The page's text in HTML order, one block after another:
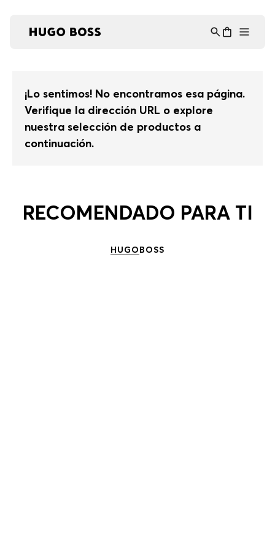
¡Lo sentimos! No encontramos esa página.
Verifique la dirección URL o explore
nuestra selección de productos a
continuación.
RECOMENDADO PARA TI
HUGOBOSS
Asistente Virtual
en línea ⋮